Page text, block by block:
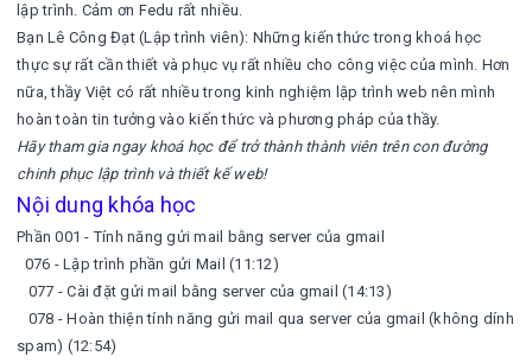
lập trình. Cảm ơn Fedu rất nhiều.
Bạn Lê Công Đạt (Lập trình viên): Những kiến thức trong khoá học
thực sự rất cần thiết và phục vụ rất nhiều cho công việc của mình. Hơn
nữa, thầy Việt có rất nhiều trong kinh nghiệm lập trình web nên mình
hoàn toàn tin tưởng vào kiến thức và phương pháp của thầy.
Hãy tham gia ngay khoá học để trở thành thành viên trên con đường
chinh phục lập trình và thiết kế web!
Nội dung khóa học
Phần 001 - Tính năng gửi mail bằng server của gmail
076 - Lập trình phần gửi Mail (11:12)
077 - Cài đặt gửi mail bằng server của gmail (14:13)
078 - Hoàn thiện tính năng gửi mail qua server của gmail (không dính
spam) (12:54)